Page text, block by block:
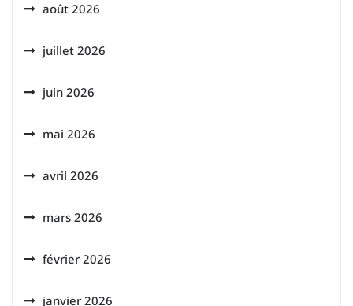
août 2026
juillet 2026
juin 2026
mai 2026
avril 2026
mars 2026
février 2026
janvier 2026